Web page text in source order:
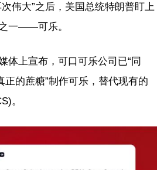
伟大”之后，美国总统特朗普盯上
一——可乐。
体上宣布，可口可乐公司已“同
正的蔗糖”制作可乐，替代现有的
。